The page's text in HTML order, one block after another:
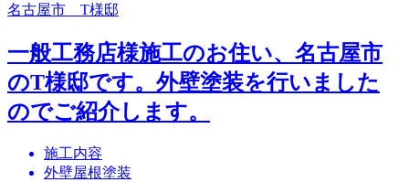
名古屋市 T様邸
一般工務店様施工のお住い、名古屋市
のT様邸です。外壁塗装を行いました
のでご紹介します。
施工内容
外壁屋根塗装